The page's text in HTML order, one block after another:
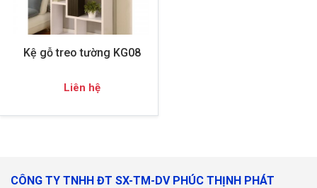
Kệ gỗ treo tường KG08
Liên hệ
CÔNG TY TNHH ĐT SX-TM-DV PHÚC THỊNH PHÁT